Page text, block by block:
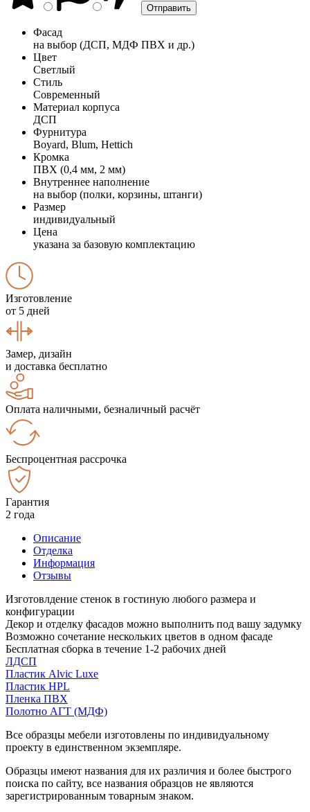
Фасад
на выбор (ДСП, МДФ ПВХ и др.)
Цвет
Светлый
Стиль
Современный
Материал корпуса
ДСП
Фурнитура
Boyard, Blum, Hettich
Кромка
ПВХ (0,4 мм, 2 мм)
Внутреннее наполнение
на выбор (полки, корзины, штанги)
Размер
индивидуальный
Цена
указана за базовую комплектацию
Изготовление
от 5 дней
Замер, дизайн
и доставка бесплатно
Оплата наличными, безналичный расчёт
Беспроцентная рассрочка
Гарантия
2 года
Описание
Отделка
Информация
Отзывы
Изготовлдение стенок в гостиную любого размера и
конфигурации
Декор и отделку фасадов можно выполнить под вашу задумку
Возможно сочетание нескольких цветов в одном фасаде
Бесплатная сборка в течение 1-2 рабочих дней
ЛДСП
Пластик Alvic Luxe
Пластик HPL
Пленка ПВХ
Полотно АГТ (МДФ)
Все образцы мебели изготовлены по индивидуальному
проекту в единственном экземпляре.
Образцы имеют названия для их различия и более быстрого
поиска по сайту, все названия образцов не являются
зарегистрированным товарным знаком.